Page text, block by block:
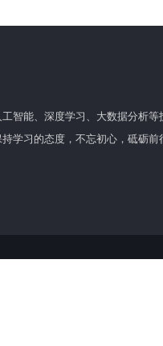
工智能、深度学习、大数据分析
学习的态度，不忘初心，砥砺前